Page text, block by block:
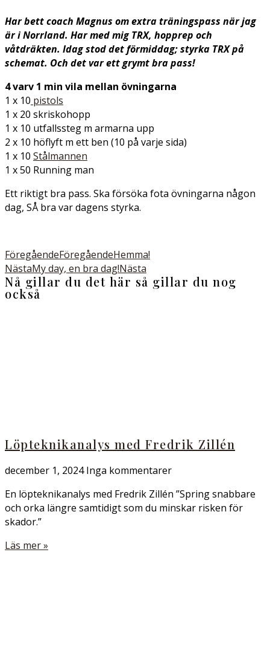
Har bett coach Magnus om extra träningspass när jag
är i Norrland. Har med mig TRX, hopprep och
våtdräkten. Idag stod det förmiddag; styrka TRX på
schemat. Och det var ett grymt bra pass!
4 varv 1 min vila mellan övningarna
1 x 10 pistols
1 x 20 skriskohopp
1 x 10 utfallssteg m armarna upp
2 x 10 höflyft m ett ben (10 på varje sida)
1 x 10 Stålmannen
1 x 50 Running man
Ett riktigt bra pass. Ska försöka fota övningarna någon
dag, SÅ bra var dagens styrka.
FöregåendeFöregåendeHemma!
NästaMy day, en bra dag!Nästa
Nå gillar du det här så gillar du nog
också
Löpteknikanalys med Fredrik Zillén
december 1, 2024Inga kommentarer
En löpteknikanalys med Fredrik Zillén ”Spring snabbare
och orka längre samtidigt som du minskar risken för
skador.”
Läs mer »